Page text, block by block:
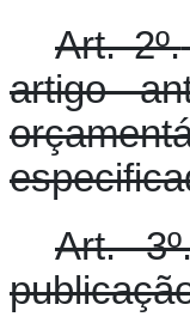
Art. 2º.
artigo
Art.